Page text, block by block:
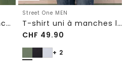
T-shirt Henley à manches longues, effet chiné
Street One MEN
T-shirt uni à manches longues et col rond
CHF 49.90
+ 2